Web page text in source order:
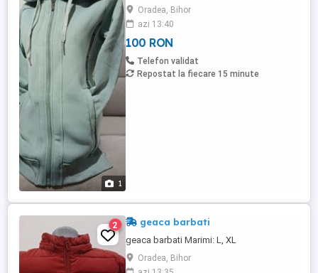
1
Oradea, Bihor
azi 13:40
100 RON
Telefon validat
Repostat la fiecare 15 minute
2 geaca barbati
geaca barbati Marimi: L, XL
Oradea, Bihor